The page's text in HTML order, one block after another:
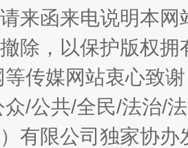
丛生
生
来函来电说明本
除，以保护版权
传媒网站衷心致
众/公共/全民/法治/
有限公司独家协